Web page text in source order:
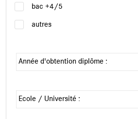
bac +4/5
autres
Année d'obtention diplôme :
Ecole / Université :